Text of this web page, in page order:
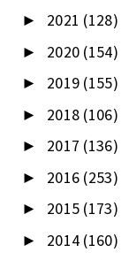
► 2021 (128)
► 2020 (154)
► 2019 (155)
► 2018 (106)
► 2017 (136)
► 2016 (253)
► 2015 (173)
► 2014 (160)